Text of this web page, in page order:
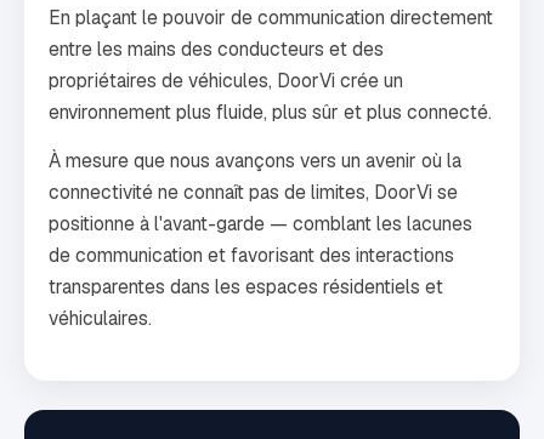
En plaçant le pouvoir de communication directement
entre les mains des conducteurs et des
propriétaires de véhicules, DoorVi crée un
environnement plus fluide, plus sûr et plus connecté.
À mesure que nous avançons vers un avenir où la
connectivité ne connaît pas de limites, DoorVi se
positionne à l'avant-garde — comblant les lacunes
de communication et favorisant des interactions
transparentes dans les espaces résidentiels et
véhiculaires.